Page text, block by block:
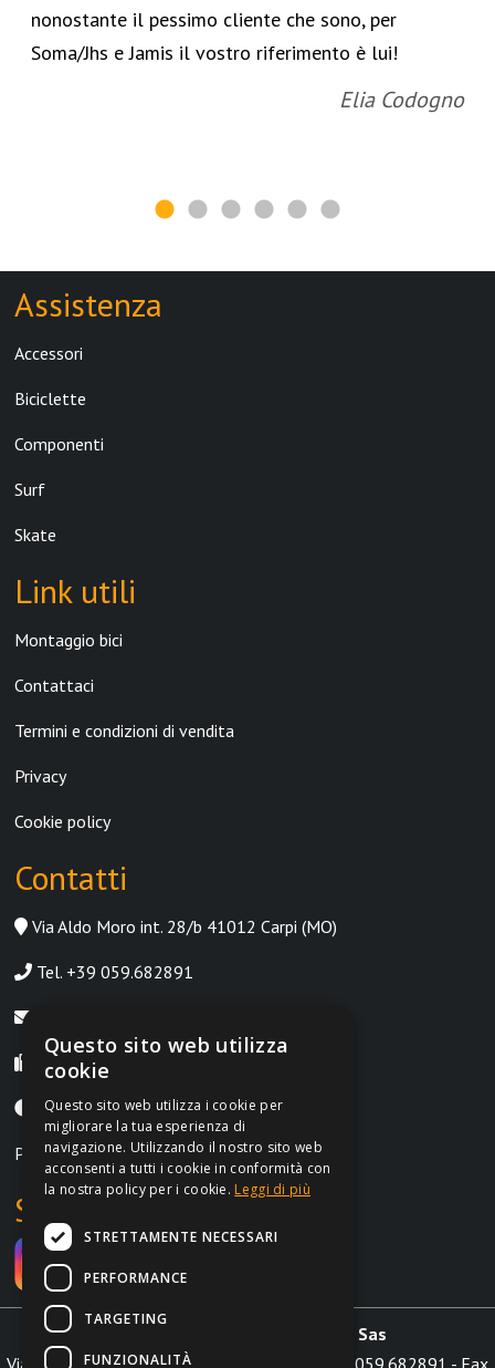
nonostante il pessimo cliente che sono, per
Soma/Jhs e Jamis il vostro riferimento è lui!
Elia Codogno
Assistenza
Accessori
Biciclette
Componenti
Surf
Skate
Link utili
Montaggio bici
Contattaci
Termini e condizioni di vendita
Privacy
Cookie policy
Contatti
Via Aldo Moro int. 28/b 41012 Carpi (MO)
Tel. +39 059.682891
Fax +39 059.8397669
Lunedì-Venerdì, 9:00-12:30 | 14:30-18:30
P.IVA IT02962690364
Social
Irontrust s.a.s. di Marchi L. & C. Sas
Via Aldo Moro int. 28/b 41012 Carpi (MO) - Tel. 059.682891 - Fax
Questo sito web utilizza
cookie
Questo sito web utilizza i cookie per
migliorare la tua esperienza di
navigazione. Utilizzando il nostro sito web
acconsenti a tutti i cookie in conformità con
la nostra policy per i cookie. Leggi di più
STRETTAMENTE NECESSARI
PERFORMANCE
TARGETING
FUNZIONALITÀ